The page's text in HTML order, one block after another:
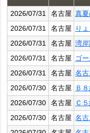
2026/07/31 名古屋 真
2026/07/31
名古屋
り
2026/07/31
名古屋 湾
2026/07/31
名古屋 ゴ
2026/07/31
名古屋 名
2026/07/30
名古屋
Ｂ
2026/07/30
名古屋
Ｃ
2026/07/30
名古屋 名